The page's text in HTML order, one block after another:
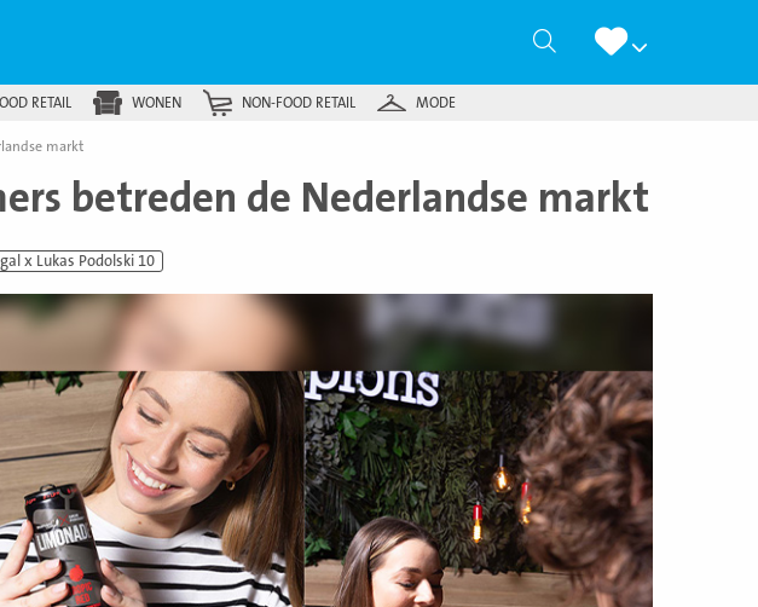
Zoeken
RETAIL WONEN NON-FOOD RETAIL MODE
markt
betreden de Nederlandse markt
x Lukas Podolski 10